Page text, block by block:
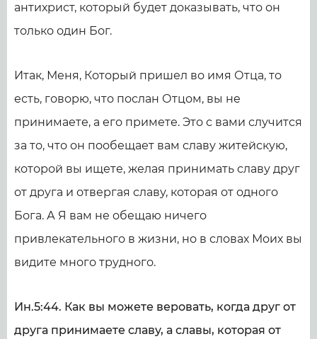
антихрист, который будет доказывать, что он
только один Бог.
Итак, Меня, Который пришел во имя Отца, то
есть, говорю, что послан Отцом, вы не
принимаете, а его примете. Это с вами случится
за то, что он пообещает вам славу житейскую,
которой вы ищете, желая принимать славу друг
от друга и отвергая славу, которая от одного
Бога. А Я вам не обещаю ничего
привлекательного в жизни, но в словах Моих вы
видите много трудного.
Ин.5:44. Как вы можете веровать, когда друг от
друга принимаете славу, а славы, которая от